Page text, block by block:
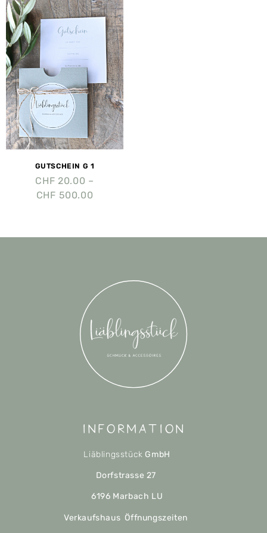
GUTSCHEIN G 1
CHF 20.00 –
CHF 500.00
Information
Liäblingsstück GmbH
Dorfstrasse 27
6196 Marbach LU
Verkaufshaus Öffnungszeiten